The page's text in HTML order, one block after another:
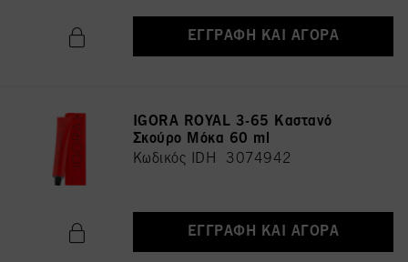
ΕΓΓΡΑΦΉ ΚΑΙ ΑΓΟΡΆ
IGORA ROYAL 3-65 Καστανό
Σκούρο Μόκα 60 ml
Κωδικός IDH 3074942
ΕΓΓΡΑΦΉ ΚΑΙ ΑΓΟΡΆ